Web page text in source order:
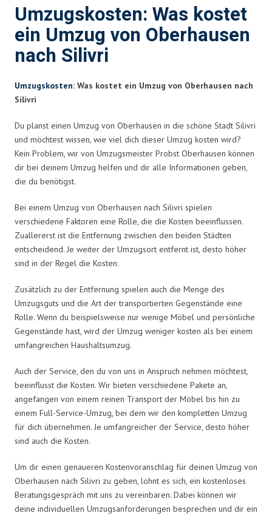
Umzugskosten: Was kostet
ein Umzug von Oberhausen
nach Silivri
Umzugskosten: Was kostet ein Umzug von Oberhausen nach
Silivri
Du planst einen Umzug von Oberhausen in die schöne Stadt Silivri
und möchtest wissen, wie viel dich dieser Umzug kosten wird?
Kein Problem, wir von Umzugsmeister Probst Oberhausen können
dir bei deinem Umzug helfen und dir alle Informationen geben,
die du benötigst.
Bei einem Umzug von Oberhausen nach Silivri spielen
verschiedene Faktoren eine Rolle, die die Kosten beeinflussen.
Zuallererst ist die Entfernung zwischen den beiden Städten
entscheidend. Je weiter der Umzugsort entfernt ist, desto höher
sind in der Regel die Kosten.
Zusätzlich zu der Entfernung spielen auch die Menge des
Umzugsguts und die Art der transportierten Gegenstände eine
Rolle. Wenn du beispielsweise nur wenige Möbel und persönliche
Gegenstände hast, wird der Umzug weniger kosten als bei einem
umfangreichen Haushaltsumzug.
Auch der Service, den du von uns in Anspruch nehmen möchtest,
beeinflusst die Kosten. Wir bieten verschiedene Pakete an,
angefangen von einem reinen Transport der Möbel bis hin zu
einem Full-Service-Umzug, bei dem wir den kompletten Umzug
für dich übernehmen. Je umfangreicher der Service, desto höher
sind auch die Kosten.
Um dir einen genaueren Kostenvoranschlag für deinen Umzug von
Oberhausen nach Silivri zu geben, lohnt es sich, ein kostenloses
Beratungsgespräch mit uns zu vereinbaren. Dabei können wir
deine individuellen Umzugsanforderungen besprechen und dir ein